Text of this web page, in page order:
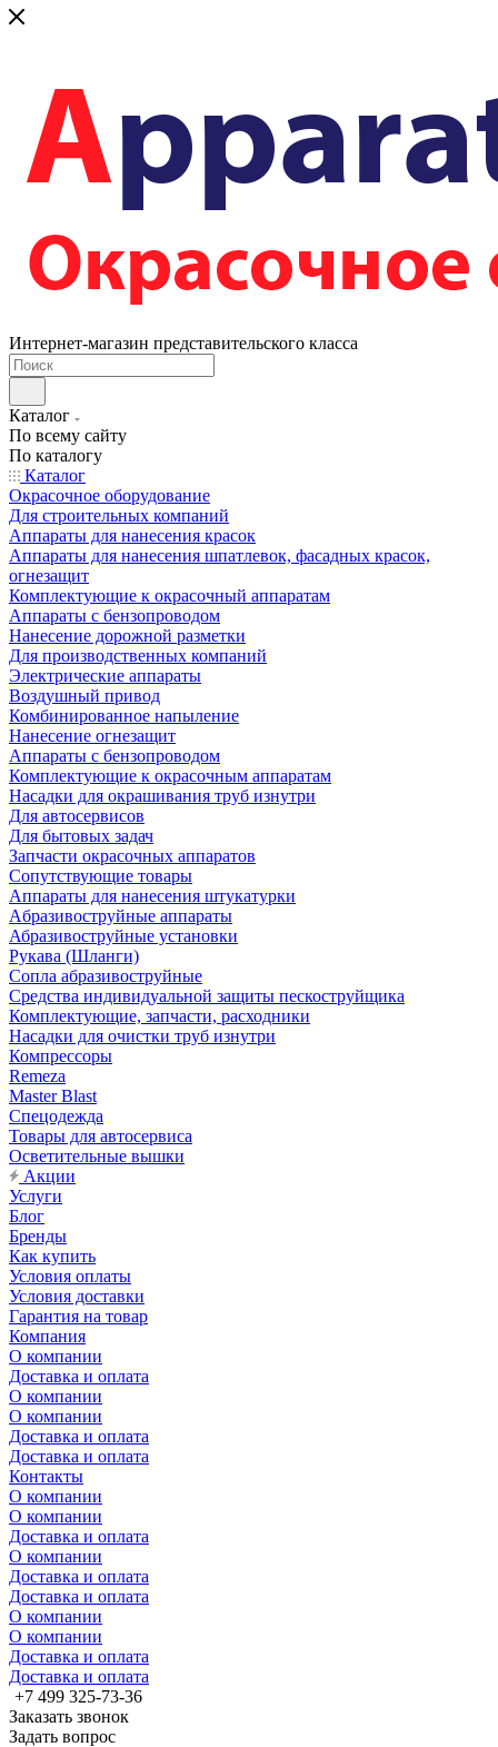
Интернет-магазин представительского класса
Каталог
По всему сайту
По каталогу
Каталог
Окрасочное оборудование
Для строительных компаний
Аппараты для нанесения красок
Аппараты для нанесения шпатлевок, фасадных красок,
огнезащит
Комплектующие к окрасочный аппаратам
Аппараты с бензопроводом
Нанесение дорожной разметки
Для производственных компаний
Электрические аппараты
Воздушный привод
Комбинированное напыление
Нанесение огнезащит
Аппараты с бензопроводом
Комплектующие к окрасочным аппаратам
Насадки для окрашивания труб изнутри
Для автосервисов
Для бытовых задач
Запчасти окрасочных аппаратов
Сопутствующие товары
Аппараты для нанесения штукатурки
Aбразивоструйные аппараты
Абразивоструйные установки
Рукава (Шланги)
Сопла абразивоструйные
Средства индивидуальной защиты пескоструйщика
Комплектующие, запчасти, расходники
Насадки для очистки труб изнутри
Компрессоры
Remeza
Master Blast
Спецодежда
Товары для автосервиса
Осветительные вышки
Акции
Услуги
Блог
Бренды
Как купить
Условия оплаты
Условия доставки
Гарантия на товар
Компания
О компании
Доставка и оплата
О компании
О компании
Доставка и оплата
Доставка и оплата
Контакты
О компании
О компании
Доставка и оплата
О компании
Доставка и оплата
Доставка и оплата
О компании
О компании
Доставка и оплата
Доставка и оплата
+7 499 325-73-36
Заказать звонок
Задать вопрос